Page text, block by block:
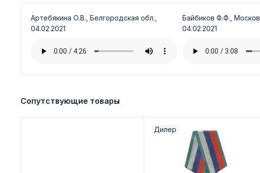
Артебякина О.В., Белгородская обл.,
04.02.2021
Байбиков Ф.Ф.,
04.02.2021
Сопутствующие товары
Дилер